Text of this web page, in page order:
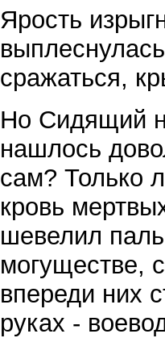
Ярость
сражаться,
Но Сидящий
нашлось
сам? Только
кровь
шевелил
могуществе,
впереди них
руках -